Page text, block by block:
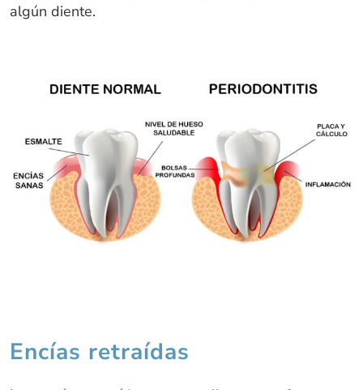
algún diente.
Encías retraídas